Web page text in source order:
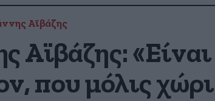
Αϊβάζης
Αϊβάζης:
που μόλις